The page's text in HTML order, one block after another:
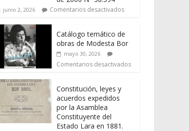
junio 2, 2026 Comentarios desactivados
Catálogo temático de
obras de Modesta Bor
mayo 30, 2026
Comentarios desactivados
Constitución, leyes y
acuerdos expedidos
por la Asamblea
Constituyente del
Estado Lara en 1881.